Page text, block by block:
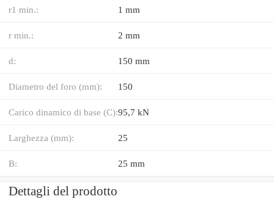
r1 min.: 1 mm
r min.: 2 mm
d: 150 mm
Diametro del foro (mm): 150
Carico dinamico di base (C):95,7 kN
Larghezza (mm): 25
B: 25 mm
Dettagli del prodotto